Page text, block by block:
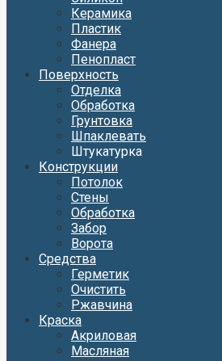
Керамика
Пластик
Фанера
Пенопласт
Поверхность
Отделка
Обработка
Грунтовка
Шпаклевать
Штукатурка
Конструкции
Потолок
Стены
Обработка
Забор
Ворота
Средства
Герметик
Очистить
Ржавчина
Краска
Акриловая
Масляная